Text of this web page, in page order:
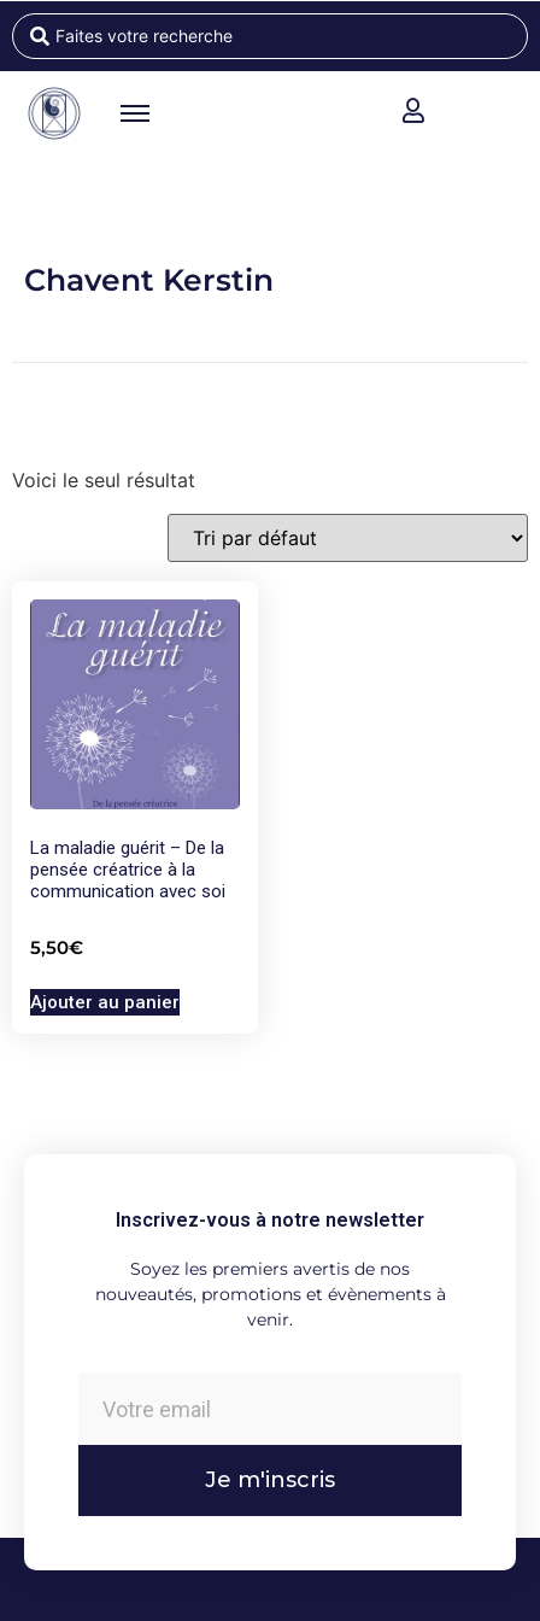
Chavent Kerstin
Voici le seul résultat
La maladie guérit – De la
pensée créatrice à la
communication avec soi
5,50€
Ajouter au panier
Inscrivez-vous à notre newsletter
Soyez les premiers avertis de nos
nouveautés, promotions et évènements à
venir.
Je m'inscris